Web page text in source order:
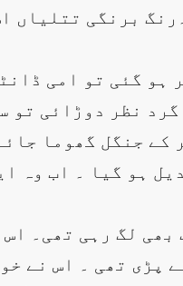
برنگی تتلیاں
ہو گئی تو امی
گرد نظر دوڑائی
کے جنگل گھوما
ہو گیا ۔ اب وہ
لگ رہی تھی۔
پڑی تھی ۔ اس نے